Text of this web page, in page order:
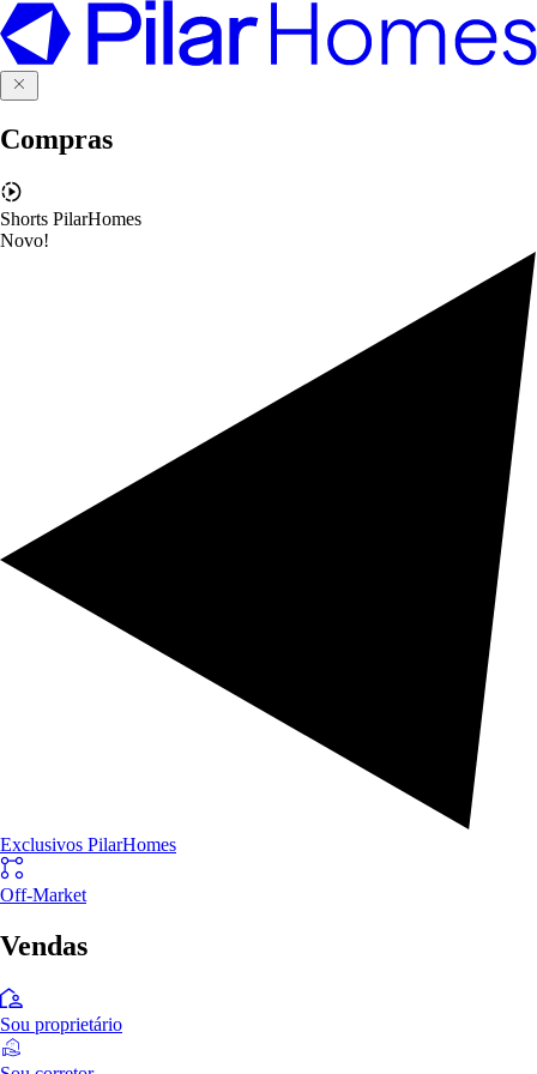
Compras
Shorts PilarHomes
Novo!
Exclusivos PilarHomes
Off-Market
Vendas
Sou proprietário